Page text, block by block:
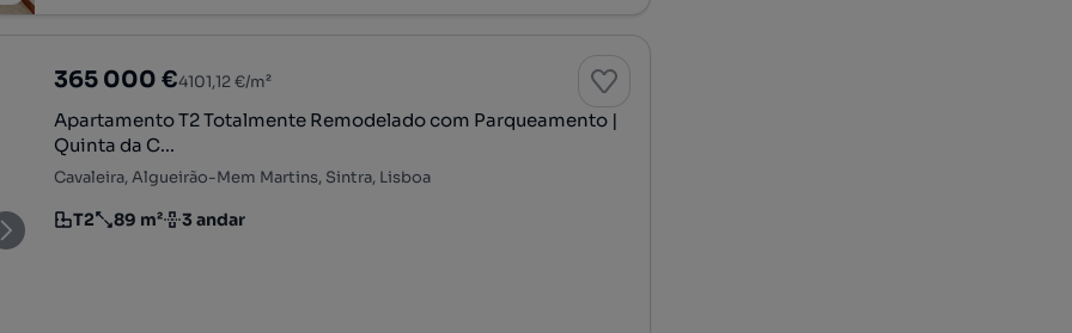
365 000 €4101,12 €/m²
Apartamento T2 Totalmente Remodelado com Parqueamento |
Quinta da C...
Cavaleira, Algueirão-Mem Martins, Sintra, Lisboa
Tipologia
T2
Preço por metro quadrado
89 m²
Andar 3 andar